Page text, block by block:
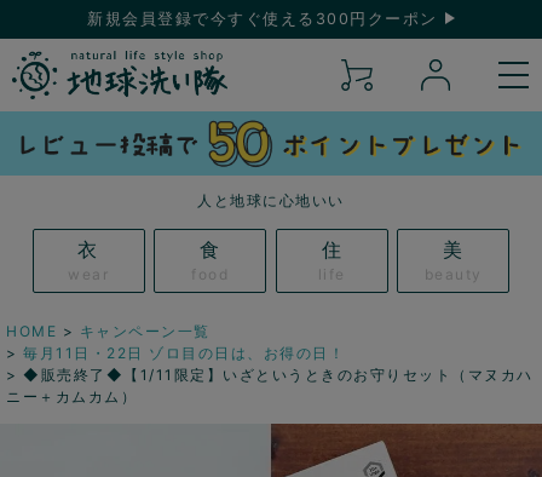
新規会員登録で今すぐ使える300円クーポン
人と地球に心地いい
衣
wear
食
food
住
life
美
beauty
HOME
キャンペーン一覧
毎月11日・22日 ゾロ目の日は、お得の日！
◆販売終了◆【1/11限定】いざというときのお守りセット（マヌカハ
ニー＋カムカム）